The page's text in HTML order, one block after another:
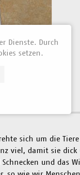
sich um die Tiere
viel, damit sie dick
und das
Dienste. Durch
setzen.